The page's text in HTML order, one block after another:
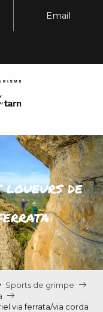
Email
loueurs de
Sports de grimpe
via ferrata/via corda